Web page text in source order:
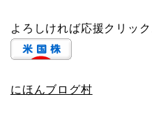
よろしければ応援クリック
にほんブログ村